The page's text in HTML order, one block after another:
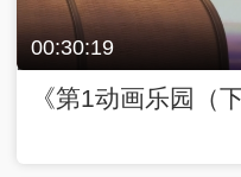
00:30:19
《第1动画乐园（